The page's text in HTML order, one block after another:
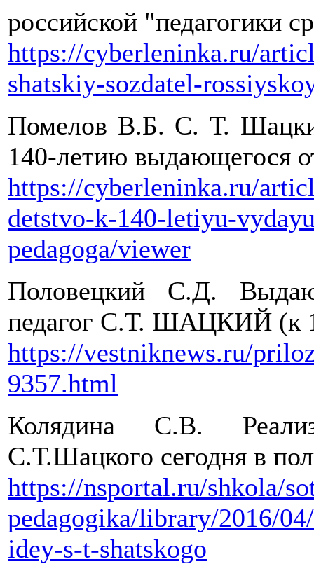
российской "педагогики
https://cyberleninka.ru/
shatskiy-sozdatel-
Помелов В.Б. С. Т.
140-летию выдающегося
https://cyberleninka.ru/
detstvo-k-140-letiyu-
pedagoga/viewer
Половецкий С.Д.
педагог С.Т. ШАЦКИЙ (к
https://vestniknews.ru/
9357.html
Колядина С.В.
С.Т.Шацкого сегодня в
https://nsportal.ru/shkola/
pedagogika/library/2016/
idey-s-t-shatskogo